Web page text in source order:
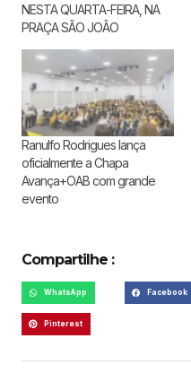
NESTA QUARTA-FEIRA, NA
PRAÇA SÃO JOÃO
Ranulfo Rodrigues lança
oficialmente a Chapa
Avança+OAB com grande
evento
Compartilhe :
WhatsApp Facebook
Pinterest